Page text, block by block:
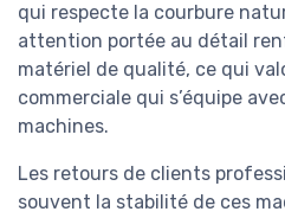
qui respecte la courbure
attention portée au détail
matériel de qualité, ce qui
commerciale qui s’équipe
machines.
Les retours de clients
souvent la stabilité de ces